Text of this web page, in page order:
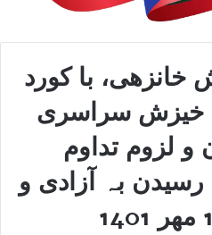
خانزهی، با کورد
خیزش سراسری
و لزوم تداوم
بہ آزادی و